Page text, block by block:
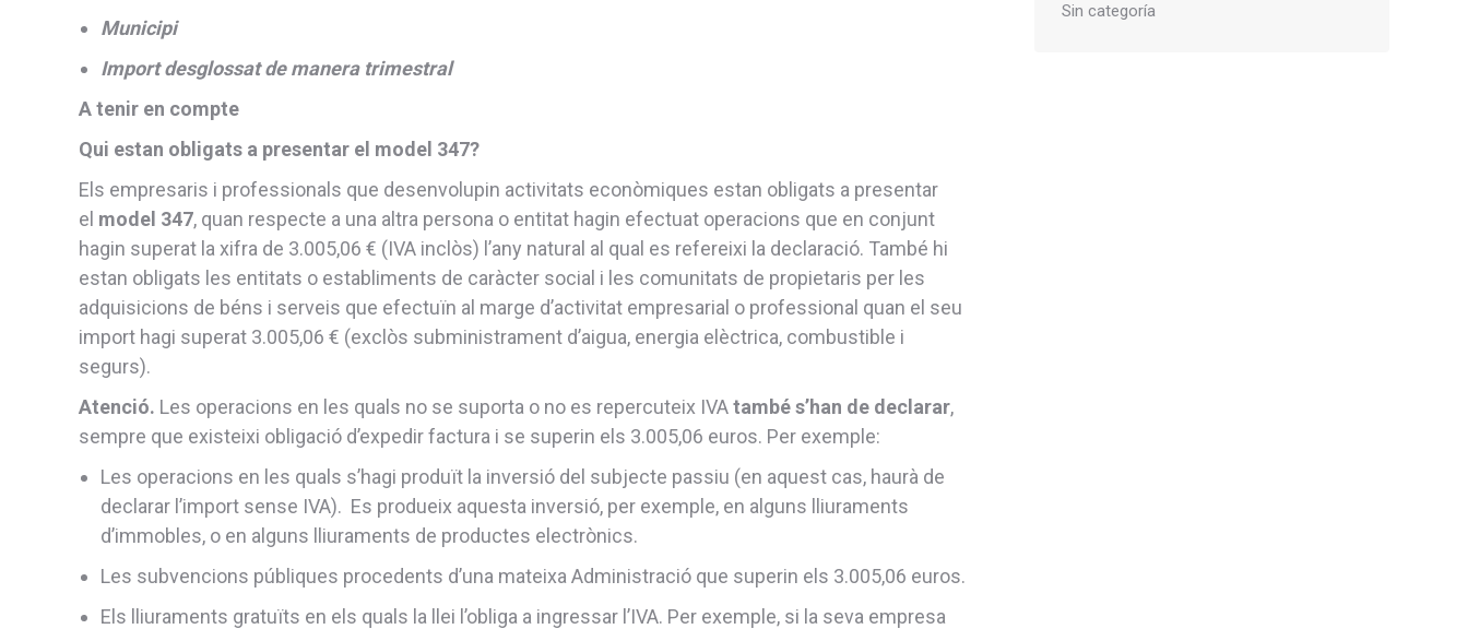
Municipi
Import desglossat de manera trimestral
A tenir en compte
Qui estan obligats a presentar el model 347?
Els empresaris i professionals que desenvolupin activitats econòmiques estan obligats a presentar
el model 347, quan respecte a una altra persona o entitat hagin efectuat operacions que en conjunt
hagin superat la xifra de 3.005,06 € (IVA inclòs) l’any natural al qual es refereixi la declaració. També hi
estan obligats les entitats o establiments de caràcter social i les comunitats de propietaris per les
adquisicions de béns i serveis que efectuïn al marge d’activitat empresarial o professional quan el seu
import hagi superat 3.005,06 € (exclòs subministrament d’aigua, energia elèctrica, combustible i
segurs).
Atenció. Les operacions en les quals no se suporta o no es repercuteix IVAtambé s’han de declarar,
sempre que existeixi obligació d’expedir factura i se superin els 3.005,06 euros. Per exemple:
Les operacions en les quals s’hagi produït la inversió del subjecte passiu (en aquest cas, haurà de
declarar l’import sense IVA). Es produeix aquesta inversió, per exemple, en alguns lliuraments
d’immobles, o en alguns lliuraments de productes electrònics.
Les subvencions públiques procedents d’una mateixa Administració que superin els 3.005,06 euros.
Els lliuraments gratuïts en els quals la llei l’obliga a ingressar l’IVA. Per exemple, si la seva empresa
Sin categoría